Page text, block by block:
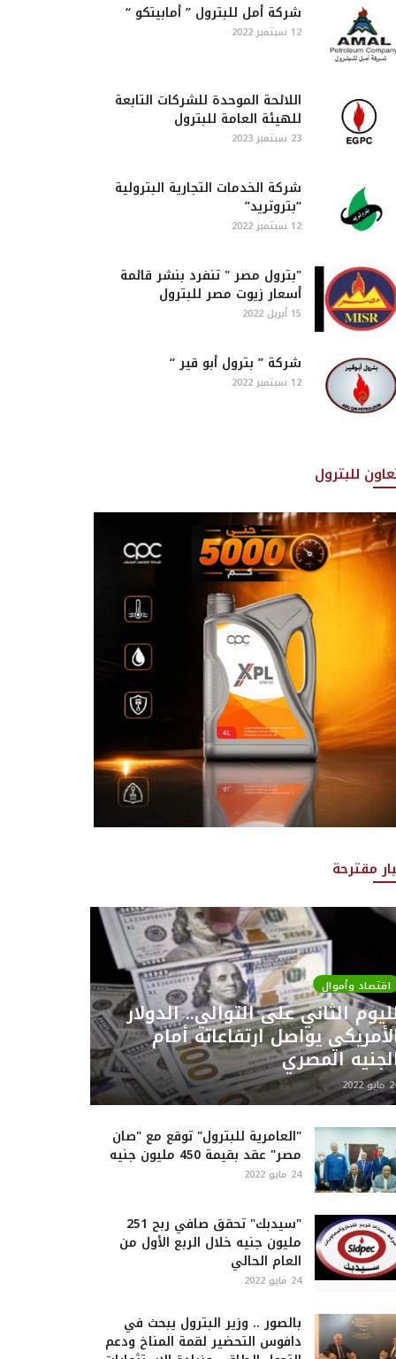
شركة أمل للبترول ” أمابيتكو “
12 سبتمبر 2022
اللائحة الموحدة للشركات التابعة
للهيئة العامة للبترول
23 سبتمبر 2023
شركة الخدمات التجارية البترولية
“بتروتريد”
12 سبتمبر 2022
"بترول مصر " تنفرد بنشر قائمة
أسعار زيوت مصر للبترول
15 أبريل 2022
شركة ” بترول أبو قير “
12 سبتمبر 2022
للبترول
مقترحة
اقتصاد وأموال
الثاني على التوالي.. الدولار
يواصل ارتفاعاته أمام
المصري
2022
"العامرية للبترول" توقع مع "صان
مصر" عقد بقيمة 450 مليون جنيه
24 مايو 2022
"سيدبك" تحقق صافي ربح 251
مليون جنيه خلال الربع الأول من
العام الحالي
24 مايو 2022
بالصور .. وزير البترول يبحث في
دافوس التحضير لقمة المناخ ودعم